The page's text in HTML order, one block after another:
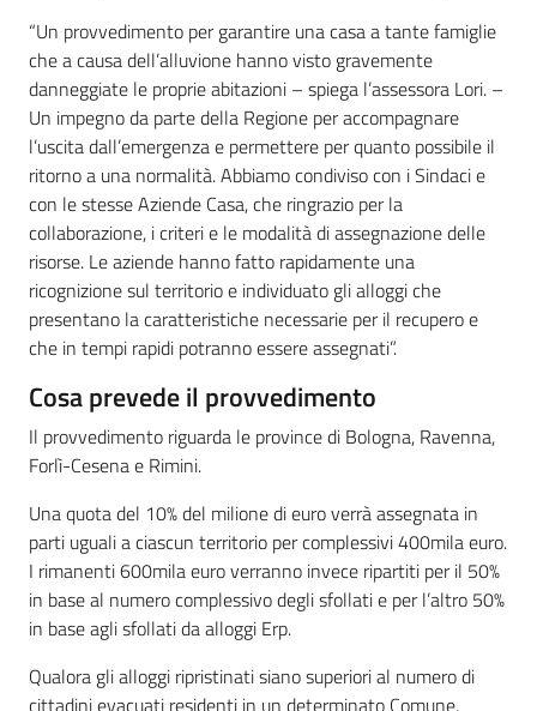
“Un provvedimento per garantire una casa a tante famiglie
che a causa dell’alluvione hanno visto gravemente
danneggiate le proprie abitazioni – spiega l’assessora Lori. –
Un impegno da parte della Regione per accompagnare
l’uscita dall’emergenza e permettere per quanto possibile il
ritorno a una normalità. Abbiamo condiviso con i Sindaci e
con le stesse Aziende Casa, che ringrazio per la
collaborazione, i criteri e le modalità di assegnazione delle
risorse. Le aziende hanno fatto rapidamente una
ricognizione sul territorio e individuato gli alloggi che
presentano la caratteristiche necessarie per il recupero e
che in tempi rapidi potranno essere assegnati”.
Cosa prevede il provvedimento
Il provvedimento riguarda le province di Bologna, Ravenna,
Forlì-Cesena e Rimini.
Una quota del 10% del milione di euro verrà assegnata in
parti uguali a ciascun territorio per complessivi 400mila euro.
I rimanenti 600mila euro verranno invece ripartiti per il 50%
in base al numero complessivo degli sfollati e per l’altro 50%
in base agli sfollati da alloggi Erp.
Qualora gli alloggi ripristinati siano superiori al numero di
cittadini evacuati residenti in un determinato Comune,